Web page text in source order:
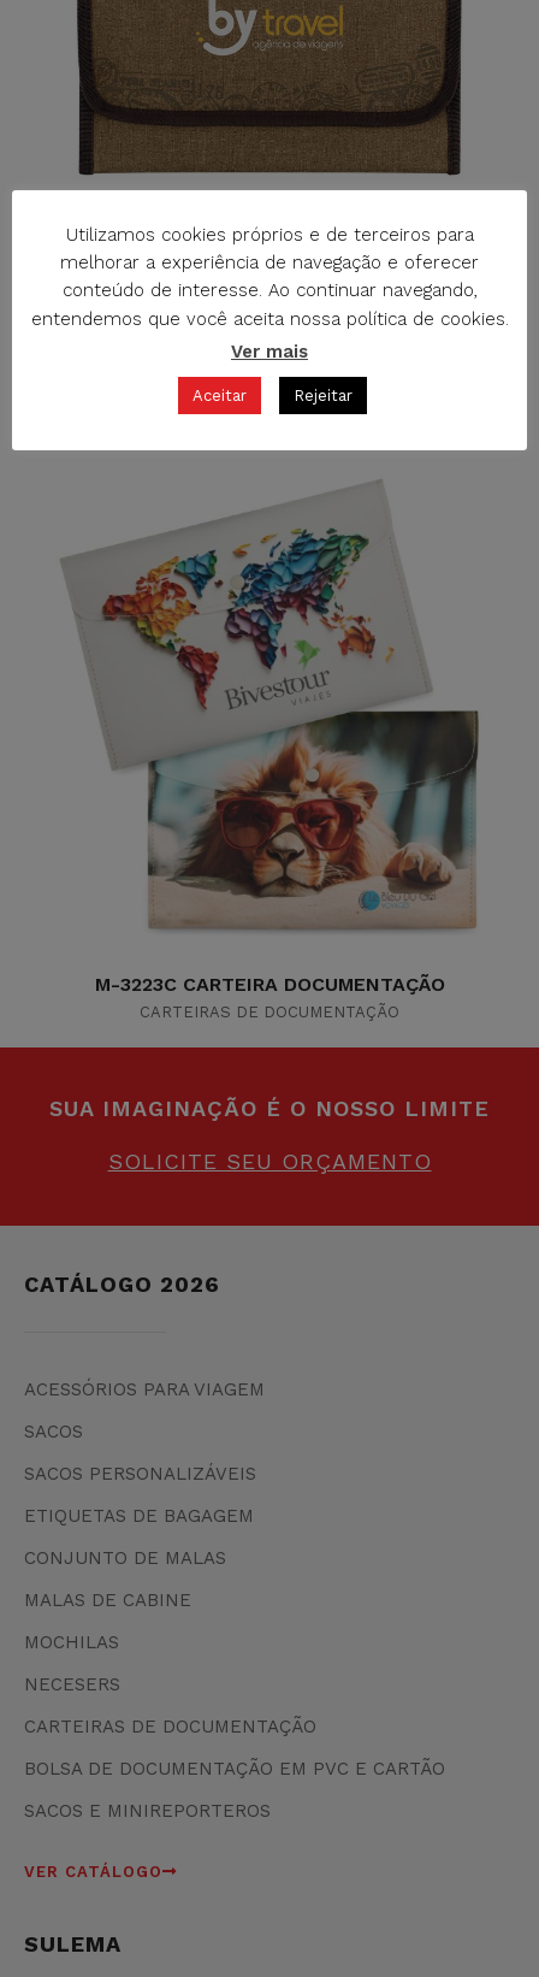
R-658WS CARTEIRA DE DOCUMENTAÇÃO
CARTEIRAS DE DOCUMENTAÇÃO
M-3223C CARTEIRA DOCUMENTAÇÃO
CARTEIRAS DE DOCUMENTAÇÃO
SUA IMAGINAÇÃO É O NOSSO LIMITE
SOLICITE SEU ORÇAMENTO
CATÁLOGO 2026
ACESSÓRIOS PARA VIAGEM
SACOS
SACOS PERSONALIZÁVEIS
ETIQUETAS DE BAGAGEM
CONJUNTO DE MALAS
MALAS DE CABINE
MOCHILAS
NECESERS
CARTEIRAS DE DOCUMENTAÇÃO
BOLSA DE DOCUMENTAÇÃO EM PVC E CARTÃO
SACOS E MINIREPORTEROS
VER CATÁLOGO
SULEMA
Utilizamos cookies próprios e de terceiros para
melhorar a experiência de navegação e oferecer
conteúdo de interesse. Ao continuar navegando,
entendemos que você aceita nossa política de cookies.
Ver mais
Aceitar Rejeitar